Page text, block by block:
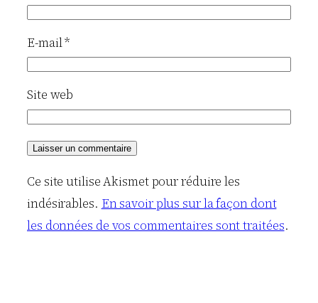
E-mail*
Site web
Ce site utilise Akismet pour réduire les
indésirables. En savoir plus sur la façon dont
les données de vos commentaires sont traitées.